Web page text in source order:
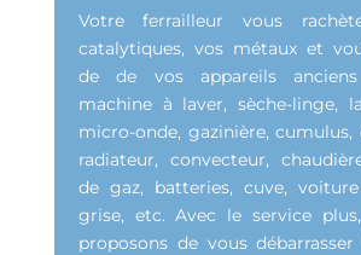
Votre ferrailleur vous
catalytiques, vos métaux et
de de vos appareils
machine à laver, sèche-linge,
micro-onde, gazinière, cumulus,
radiateur, convecteur,
de gaz, batteries, cuve,
grise, etc. Avec le service
proposons de vous